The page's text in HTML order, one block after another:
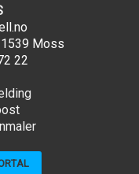
Moss
22